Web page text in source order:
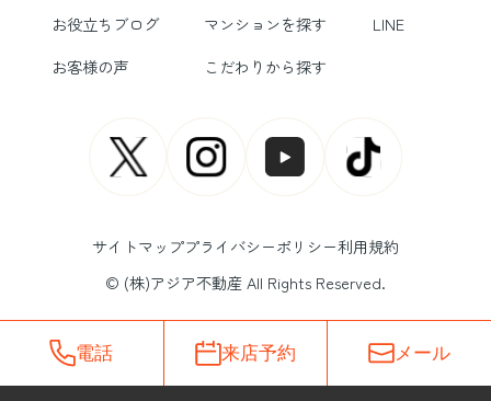
お役立ちブログ
マンションを探す
LINE
お客様の声
こだわりから探す
サイトマッププライバシーポリシー利用規約
© (株)アジア不動産 All Rights Reserved.
電話 来店予約 メール